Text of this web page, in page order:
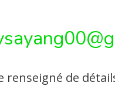
renseigné de